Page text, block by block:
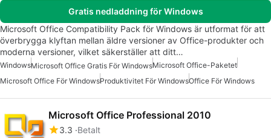
Gratis nedladdning för Windows
Microsoft Office Compatibility Pack för Windows är utformat för att
överbrygga klyftan mellan äldre versioner av Office-produkter och
moderna versioner, vilket säkerställer att ditt…
WindowsMicrosoft Office Gratis För WindowsMicrosoft Office-Paketet
Microsoft Office För WindowsProduktivitet För WindowsOffice För Windows
Microsoft Office Professional 2010
3.3 Betalt